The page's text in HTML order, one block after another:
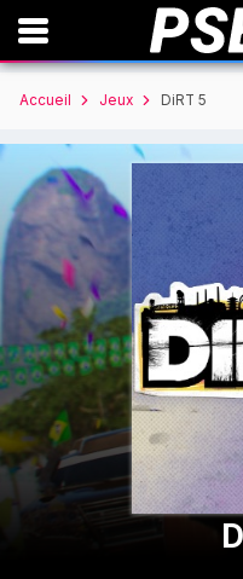
Accueil Jeux DiRT 5